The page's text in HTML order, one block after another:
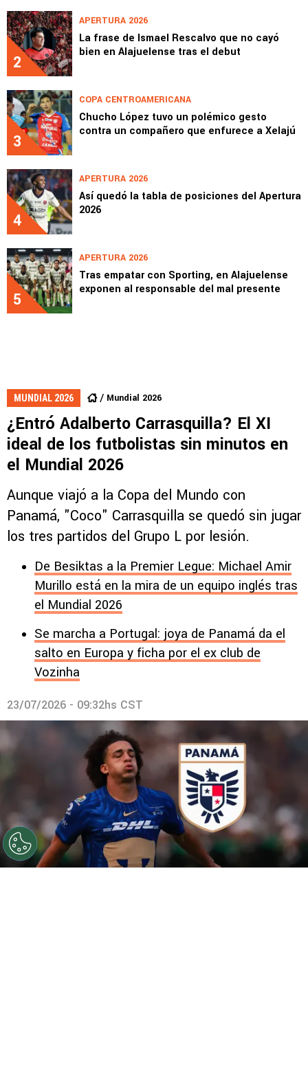
2
APERTURA 2026
La frase de Ismael Rescalvo que no cayó
bien en Alajuelense tras el debut
3
COPA CENTROAMERICANA
Chucho López tuvo un polémico gesto
contra un compañero que enfurece a Xelajú
4
APERTURA 2026
Así quedó la tabla de posiciones del Apertura
2026
5
APERTURA 2026
Tras empatar con Sporting, en Alajuelense
exponen al responsable del mal presente
MUNDIAL 2026 Mundial 2026
¿Entró Adalberto Carrasquilla? El XI
ideal de los futbolistas sin minutos en
el Mundial 2026
Aunque viajó a la Copa del Mundo con
Panamá, "Coco" Carrasquilla se quedó sin jugar
los tres partidos del Grupo L por lesión.
De Besiktas a la Premier Legue: Michael Amir
Murillo está en la mira de un equipo inglés tras
el Mundial 2026
Se marcha a Portugal: joya de Panamá da el
salto en Europa y ficha por el ex club de
Vozinha
23/07/2026 - 09:32hs CST